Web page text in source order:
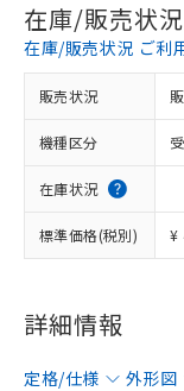
在庫/販売状況
在庫/販売状況 ご利
販売状況
機種区分
在庫状況
標準価格(税別) ¥
詳細情報
定格/仕様 外形図